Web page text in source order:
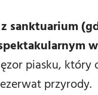
sanktuarium
piasku, który
przyrody.